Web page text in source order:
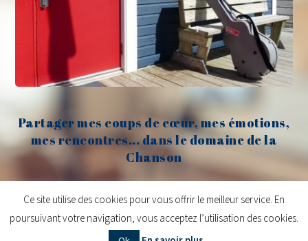
Partager mes coups de cœur, mes émotions,
mes rencontres... dans le domaine de la
Chanson
Claude Fèvre
Claude Fèvre | Chanter c'est lancer des balles
Ce site utilise des cookies pour vous offrir le meilleur service. En
poursuivant votre navigation, vous acceptez l’utilisation des cookies.